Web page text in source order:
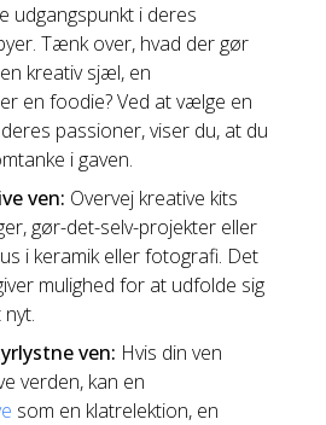
udgangspunkt i deres
Tænk over, hvad der gør
kreativ sjæl, en
en foodie? Ved at vælge en
passioner, viser du, at du
i gaven.
ven: Overvej kreative kits
gør-det-selv-projekter eller
i keramik eller fotografi. Det
mulighed for at udfolde sig
ven: Hvis din ven
verden, kan en
som en klatrelektion, en